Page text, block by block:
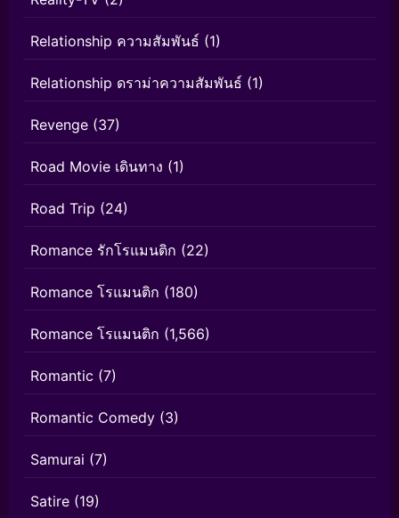
Relationship ความสัมพันธ์ (1)
Relationship ดราม่าความสัมพันธ์ (1)
Revenge (37)
Road Movie เดินทาง (1)
Road Trip (24)
Romance รักโรแมนติก (22)
Romance โรแมนติก (180)
Romance โรแมนติก (1,566)
Romantic (7)
Romantic Comedy (3)
Samurai (7)
Satire (19)